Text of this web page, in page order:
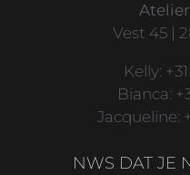
Vest 45 |
Kelly:
Bianca:
Jacqueline:
NWS DAT JE